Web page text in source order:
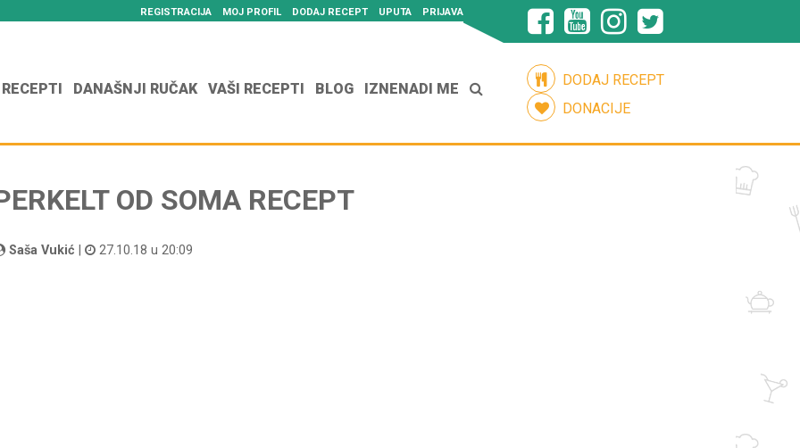
REGISTRACIJA MOJ PROFIL DODAJ RECEPT UPUTA PRIJAVA
DANAŠNJI RUČAK VAŠI RECEPTI BLOG IZNENADI ME
DODAJ RECEPT
DONACIJE
OD SOMA RECEPT
Saša Vukić 27.10.18 u 20:09